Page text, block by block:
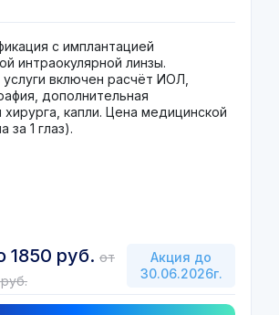
с имплантацией
интраокулярной линзы.
включен расчёт ИОЛ,
дополнительная
хирурга, капли. Цена медицинской
за 1 глаз).
1850 руб. от
Акция до
30.06.2026г.